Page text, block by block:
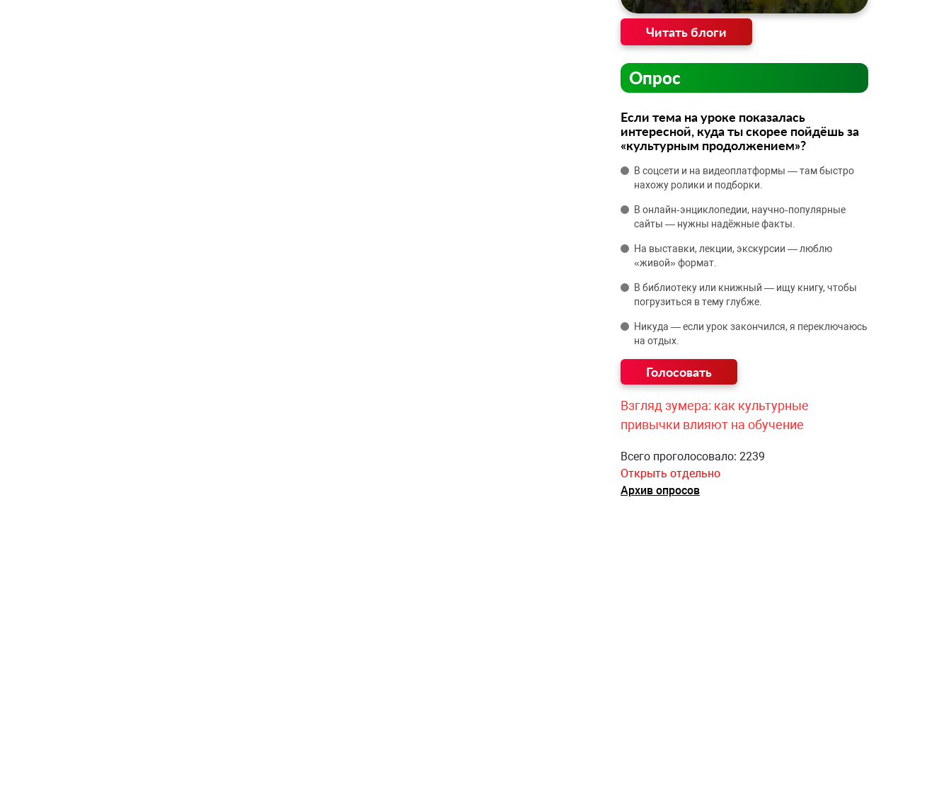
Читать блоги
Опрос
Если тема на уроке показалась
интересной, куда ты скорее пойдёшь за
«культурным продолжением»?
В соцсети и на видеоплатформы — там быстро
нахожу ролики и подборки.
В онлайн‑энциклопедии, научно‑популярные
сайты — нужны надёжные факты.
На выставки, лекции, экскурсии — люблю
«живой» формат.
В библиотеку или книжный — ищу книгу, чтобы
погрузиться в тему глубже.
Никуда — если урок закончился, я переключаюсь
на отдых.
Взгляд зумера: как культурные
привычки влияют на обучение
Всего проголосовало: 2239
Открыть отдельно
Архив опросов